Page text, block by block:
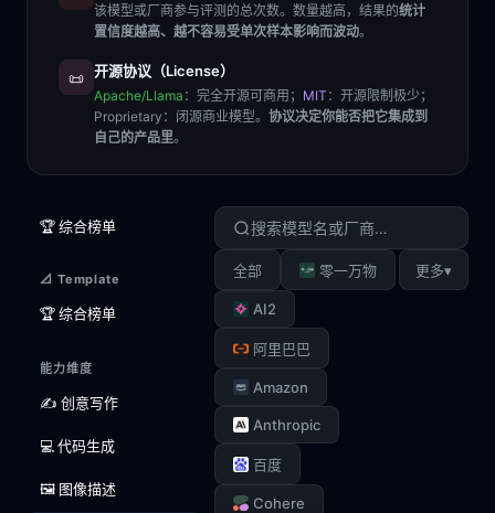
该模型或厂商参与评测的总次数。数量越高，结果的统计
置信度越高、越不容易受单次样本影响而波动。
📜 开源协议（License）
Apache/Llama ：完全开源可商用； MIT ：开源限制极少；
Proprietary ：闭源商业模型。 协议决定你能否把它集成到
自己的产品里。
🏆 综合榜单
📐 Template
🏆 综合榜单
能力维度
✍️ 创意写作
💻 代码生成
🖼️ 图像描述
全部 零一万物
AI2
阿里巴巴
Amazon
Anthropic
百度
Cohere
更多▾